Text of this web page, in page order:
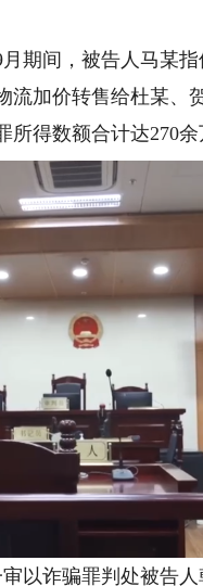
期间，被告人马某指
流加价转售给杜某、
得数额合计达270余
诈骗罪判处被告人